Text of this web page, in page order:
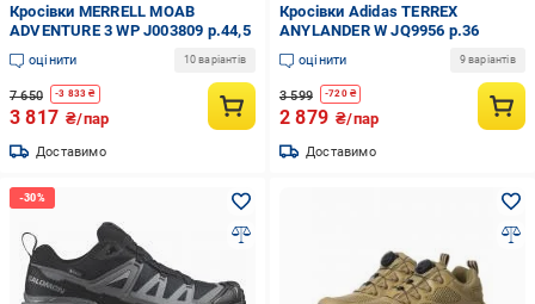
Кросівки MERRELL MOAB
ADVENTURE 3 WP J003809 р.44,5
оцінити 10 варіантів
7 650 -3 833 ₴
3 817 ₴/пар
Доставимо
Кросівки Adidas TERREX
ANYLANDER W JQ9956 р.36
оцінити 9 варіантів
3 599 -720₴
2 879 ₴/пар
Доставимо